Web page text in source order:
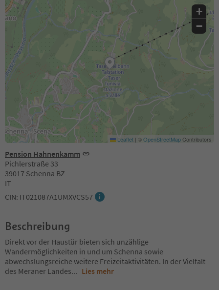
Pension Hahnenkamm
Pichlerstraße 33
39017 Schenna BZ
IT
CIN: IT021087A1UMXVCS57
+
−
Leaflet | ©OpenStreetMapContributors
Beschreibung
Direkt vor der Haustür bieten sich unzählige
Wandermöglichkeiten in und um Schenna sowie
abwechslungsreiche weitere Freizeitaktivitäten. In der Vielfalt
des Meraner Landes... Lies mehr